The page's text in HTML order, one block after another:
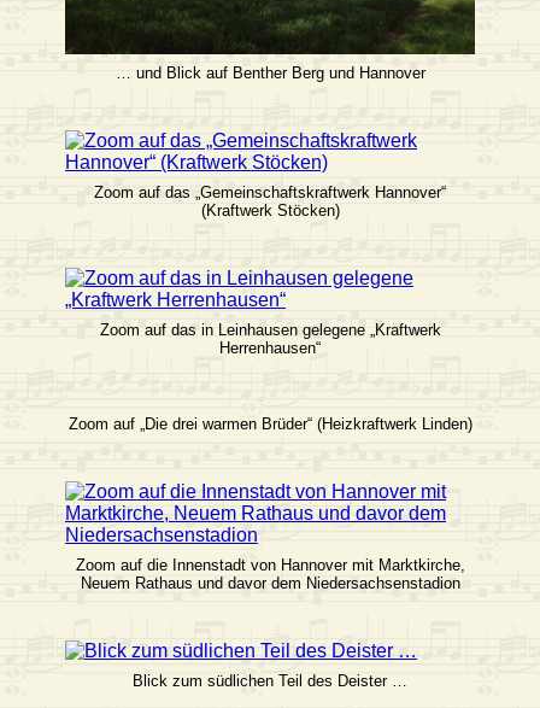
… und Blick auf Benther Berg und Hannover
Zoom auf das „Gemeinschaftskraftwerk Hannover“
(Kraftwerk Stöcken)
Zoom auf das in Leinhausen gelegene „Kraftwerk
Herrenhausen“
Zoom auf „Die drei warmen Brüder“ (Heizkraftwerk Linden)
Zoom auf die Innenstadt von Hannover mit Marktkirche,
Neuem Rathaus und davor dem Niedersachsenstadion
Blick zum südlichen Teil des Deister …